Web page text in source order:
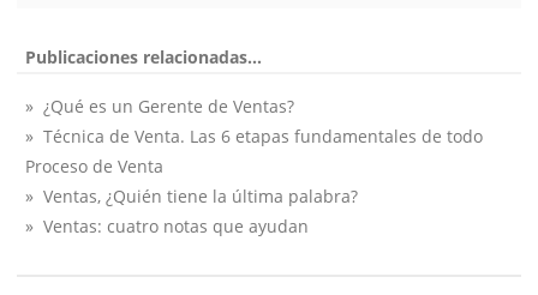
Publicaciones relacionadas...
» ¿Qué es un Gerente de Ventas?
» Técnica de Venta. Las 6 etapas fundamentales de todo
Proceso de Venta
» Ventas, ¿Quién tiene la última palabra?
» Ventas: cuatro notas que ayudan